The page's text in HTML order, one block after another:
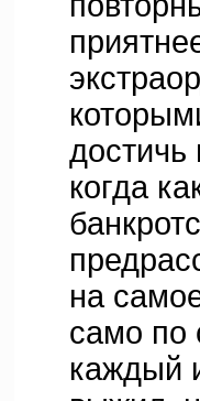
когда
на
само по
каждый